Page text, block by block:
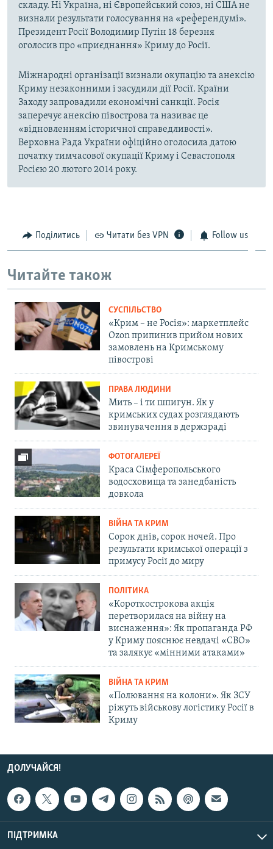
складу. Ні Україна, ні Європейський союз, ні США не
визнали результати голосування на «референдумі».
Президент Росії Володимир Путін 18 березня
оголосив про «приєднання» Криму до Росії.
Міжнародні організації визнали окупацію та анексію
Криму незаконними і засудили дії Росії. Країни
Заходу запровадили економічні санкції. Росія
заперечує анексію півострова та називає це
«відновленням історичної справедливості».
Верховна Рада України офіційно оголосила датою
початку тимчасової окупації Криму і Севастополя
Росією 20 лютого 2014 року.
Поділитись Читати без VPN Follow us
Читайте також
СУСПІЛЬСТВО
«Крим – не Росія»: маркетплейс
Ozon припинив прийом нових
замовлень на Кримському
півострові
ПРАВА ЛЮДИНИ
Мить – і ти шпигун. Як у
кримських судах розглядають
звинувачення в держзраді
ФОТОГАЛЕРЕЇ
Краса Сімферопольського
водосховища та занедбаність
довкола
ВІЙНА ТА КРИМ
Сорок днів, сорок ночей. Про
результати кримської операції з
примусу Росії до миру
ПОЛІТИКА
«Короткострокова акція
перетворилася на війну на
виснаження»: Як пропаганда РФ
у Криму пояснює невдачі «СВО»
та залякує «мінними атаками»
ВІЙНА ТА КРИМ
«Полювання на колони». Як ЗСУ
ріжуть військову логістику Росії в
Криму
ДОЛУЧАЙСЯ!
ПІДТРИМКА